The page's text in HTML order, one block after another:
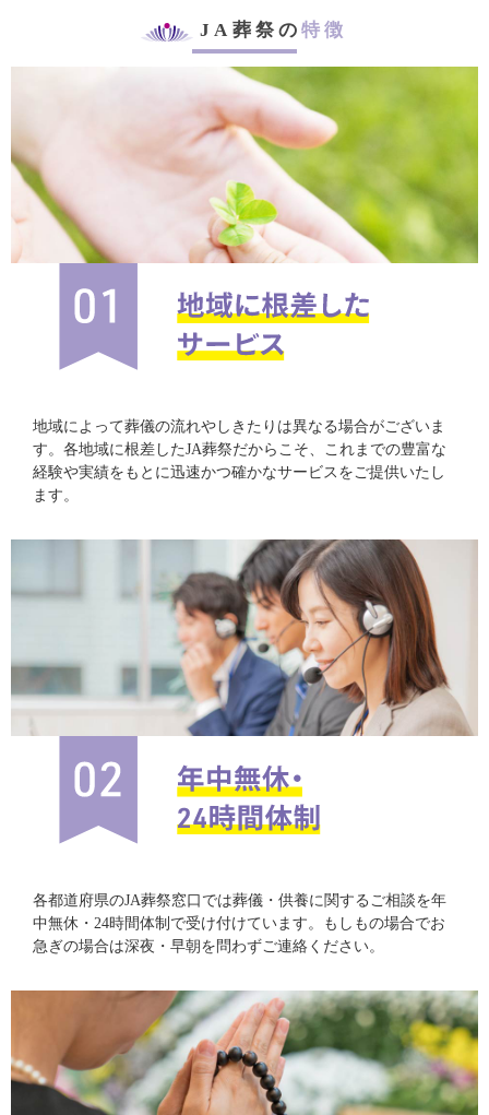
JA葬祭の特徴
地域によって葬儀の流れやしきたりは異なる場合がございま
す。各地域に根差したJA葬祭だからこそ、これまでの豊富な
経験や実績をもとに迅速かつ確かなサービスをご提供いたし
ます。
各都道府県のJA葬祭窓口では葬儀・供養に関するご相談を年
中無休・24時間体制で受け付けています。もしもの場合でお
急ぎの場合は深夜・早朝を問わずご連絡ください。